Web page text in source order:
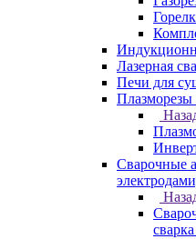
Лазерная
Печи для
Плазморезы
Сварочные